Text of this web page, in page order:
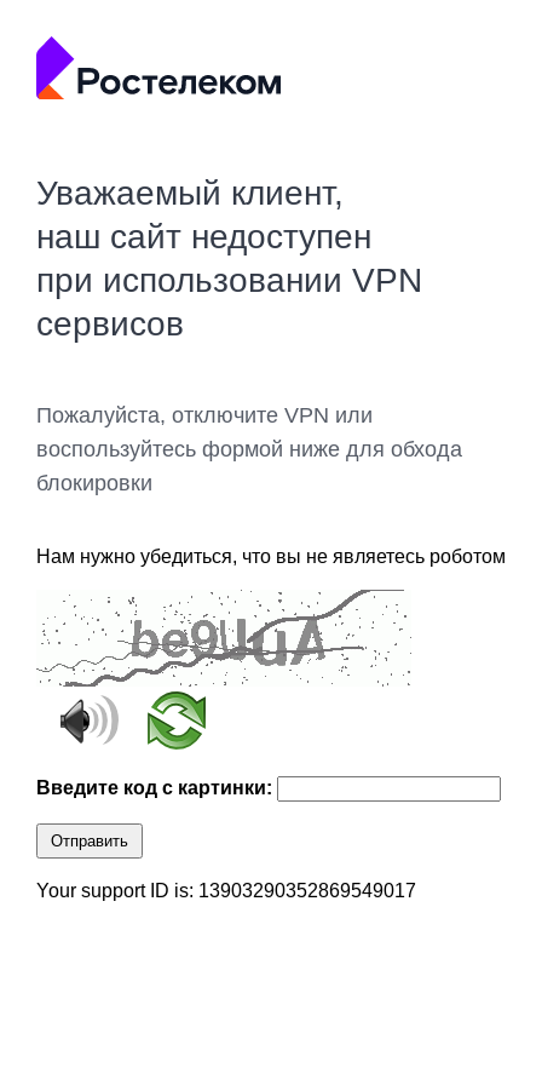
Уважаемый клиент,
наш сайт недоступен
при использовании VPN
сервисов
Пожалуйста, отключите VPN или
воспользуйтесь формой ниже для обхода
блокировки
Нам нужно убедиться, что вы не являетесь роботом
Введите код с картинки:
Отправить
Your support ID is: 13903290352869549017